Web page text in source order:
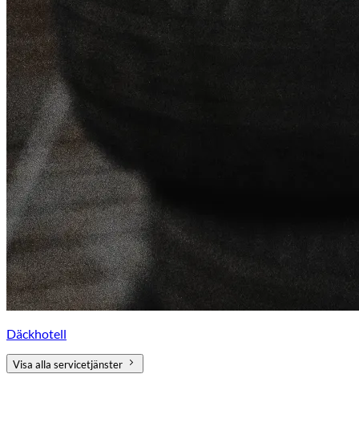
Däckhotell
Visa alla servicetjänster